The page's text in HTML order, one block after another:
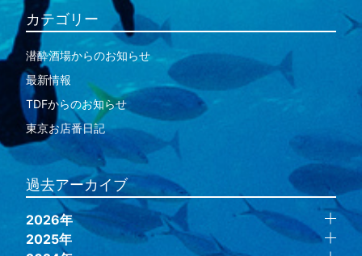
カテゴリー
潜酔酒場からのお知らせ
最新情報
TDFからのお知らせ
東京お店番日記
過去アーカイブ
2026年
2025年